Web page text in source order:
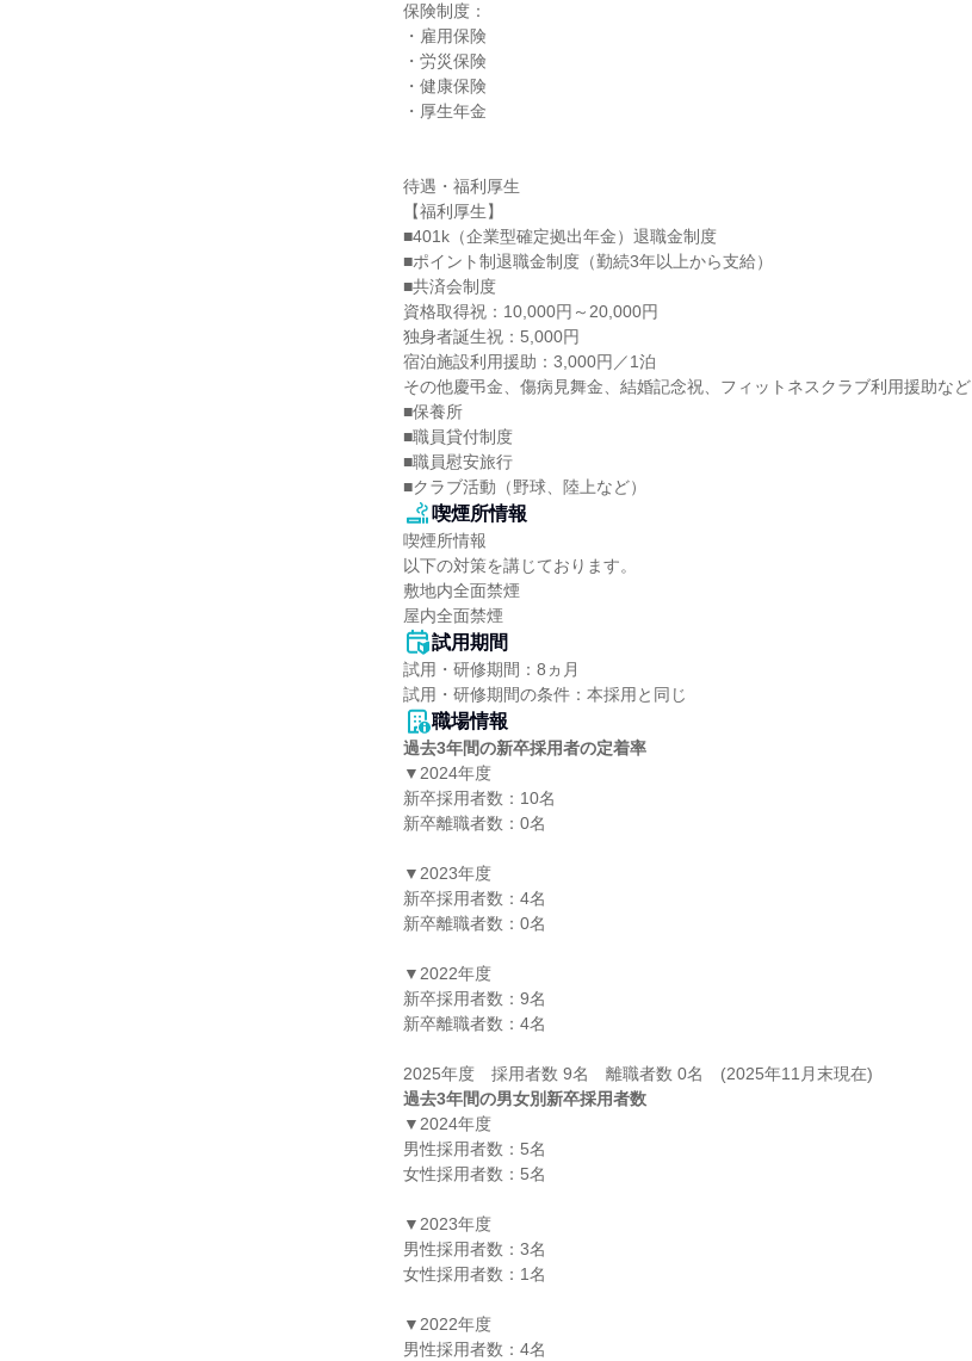
保険制度：
・雇用保険
・労災保険
・健康保険
・厚生年金
待遇・福利厚生
【福利厚生】
■401k（企業型確定拠出年金）退職金制度
■ポイント制退職金制度（勤続3年以上から支給）
■共済会制度
資格取得祝：10,000円～20,000円
独身者誕生祝：5,000円
宿泊施設利用援助：3,000円／1泊
その他慶弔金、傷病見舞金、結婚記念祝、フィットネスクラブ利用援助など
■保養所
■職員貸付制度
■職員慰安旅行
■クラブ活動（野球、陸上など）
喫煙所情報
喫煙所情報
以下の対策を講じております。
敷地内全面禁煙
屋内全面禁煙
試用期間
試用・研修期間：8ヵ月
職場情報
過去3年間の新卒採用者の定着率
▼2024年度
新卒採用者数：10名
新卒離職者数：0名
▼2023年度
新卒採用者数：4名
新卒離職者数：0名
▼2022年度
新卒採用者数：9名
新卒離職者数：4名
過去3年間の男女別新卒採用者数
▼2024年度
男性採用者数：5名
女性採用者数：5名
▼2023年度
男性採用者数：3名
女性採用者数：1名
▼2022年度
男性採用者数：4名